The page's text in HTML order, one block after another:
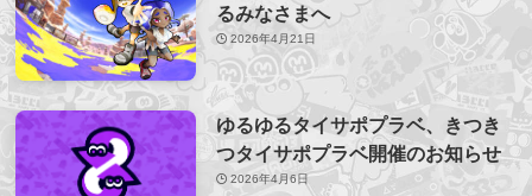
るみなさまへ
2026年4月21日
ゆるゆるタイサポプラベ、きつき
つタイサポプラベ開催のお知らせ
2026年4月6日